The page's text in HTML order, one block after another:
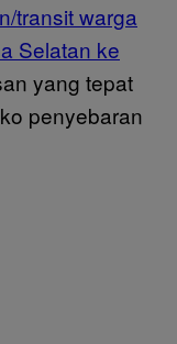
transit warga
Selatan ke
yang tepat
penyebaran